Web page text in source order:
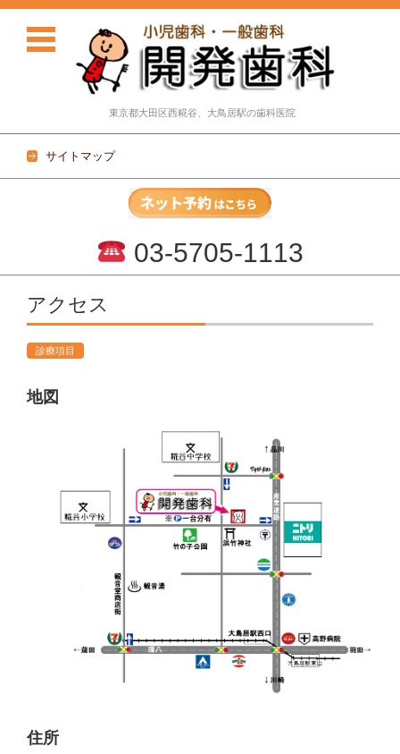
東京都大田区西糀谷、大鳥居駅の歯科医院
サイトマップ
03-5705-1113
コンテンツに移動
アクセス
診療項目
地図
住所